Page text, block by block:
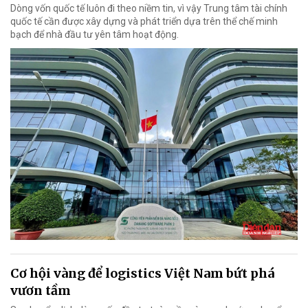
Dòng vốn quốc tế luôn đi theo niềm tin, vì vậy Trung tâm tài chính
quốc tế cần được xây dựng và phát triển dựa trên thể chế minh
bạch để nhà đầu tư yên tâm hoạt động.
Cơ hội vàng để logistics Việt Nam bứt phá
vươn tầm